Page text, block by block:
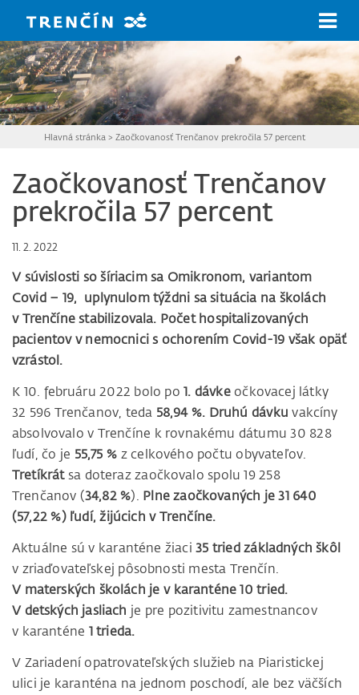
Hlavná stránka >Zaočkovanosť Trenčanov prekročila 57 percent
Zaočkovanosť Trenčanov
prekročila 57 percent
11. 2. 2022
V súvislosti so šíriacim sa Omikronom, variantom
Covid – 19, uplynulom týždni sa situácia na školách
v Trenčíne stabilizovala. Počet hospitalizovaných
pacientov v nemocnici s ochorením Covid-19 však opäť
vzrástol.
K 10. februáru 2022 bolo po1. dávkeočkovacej látky
32 596 Trenčanov, teda 58,94 %. Druhú dávku vakcíny
absolvovalo v Trenčíne k rovnakému dátumu 30 828
ľudí, čo je 55,75 % z celkového počtu obyvateľov.
Tretíkrátsa doteraz zaočkovalo spolu 19 258
Trenčanov (34,82 %). Plne zaočkovaných je 31 640
(57,22 %) ľudí, žijúcich v Trenčíne.
Aktuálne sú v karanténe žiaci35 tried základných škôl
v zriaďovateľskej pôsobnosti mesta Trenčín.
V materských školách je v karanténe 10 tried.
V detských jasliach je pre pozitivitu zamestnancov
v karanténe 1 trieda.
V Zariadení opatrovateľských služieb na Piaristickej
ulici je karanténa na jednom poschodí, ale bez väčších